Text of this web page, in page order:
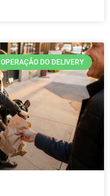
OPERAÇÃO DO DELIVERY